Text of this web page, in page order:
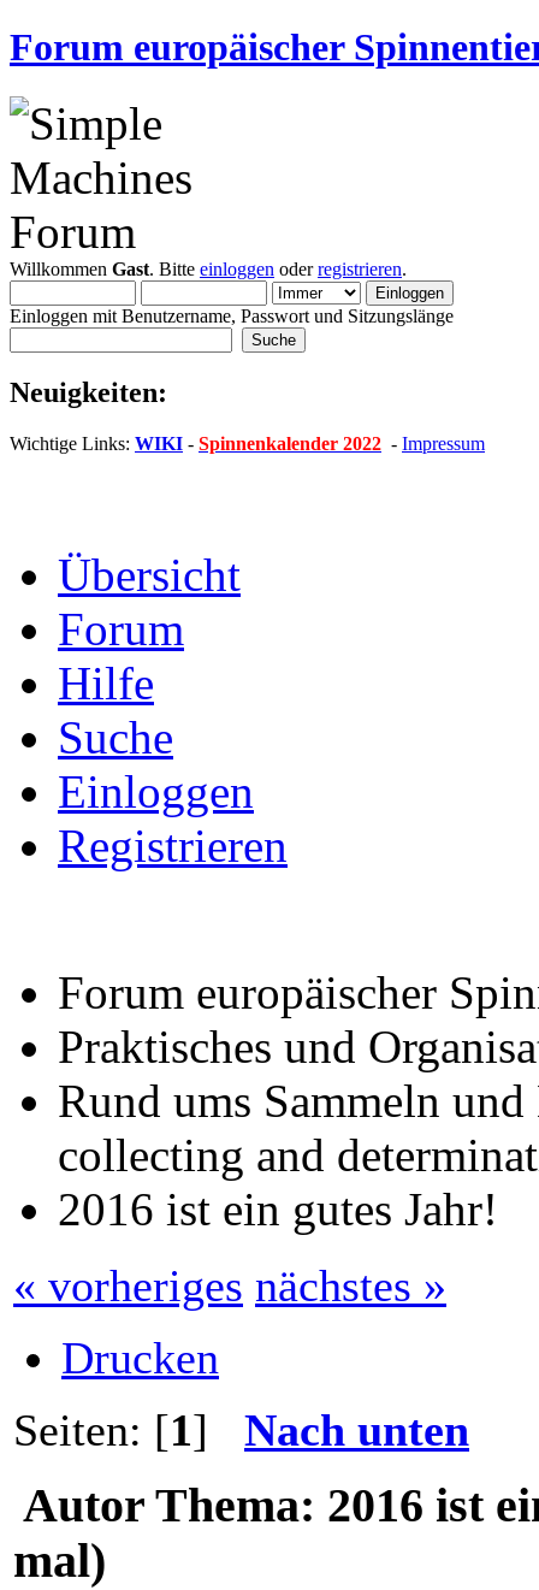
Forum europäischer
Willkommen Gast. Bitte einloggen oderregistrieren.
Einloggen mit Benutzername, Passwort und Sitzungslänge
Neuigkeiten:
Wichtige Links: WIKI - Spinnenkalender 2022 - Impressum
Übersicht
Forum
Hilfe
Suche
Einloggen
Registrieren
Forum europäischer
Praktisches und
Rund ums Sammeln
collecting and
2016 ist ein gutes Jahr!
« vorheriges nächstes »
Drucken
Seiten: [1] Nach unten
Autor Thema: 2016 ist
mal)